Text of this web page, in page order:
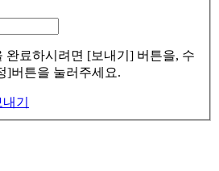
완료하시려면 [보내기] 버튼을, 수
]버튼을 눌러주세요.
내기